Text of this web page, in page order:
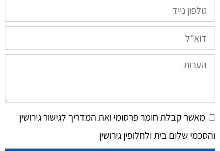
מאשר קבלת חומר פרסומי ואת המדריך לגישור גירושין
והסכמי שלום בית ולחלופין גירושין